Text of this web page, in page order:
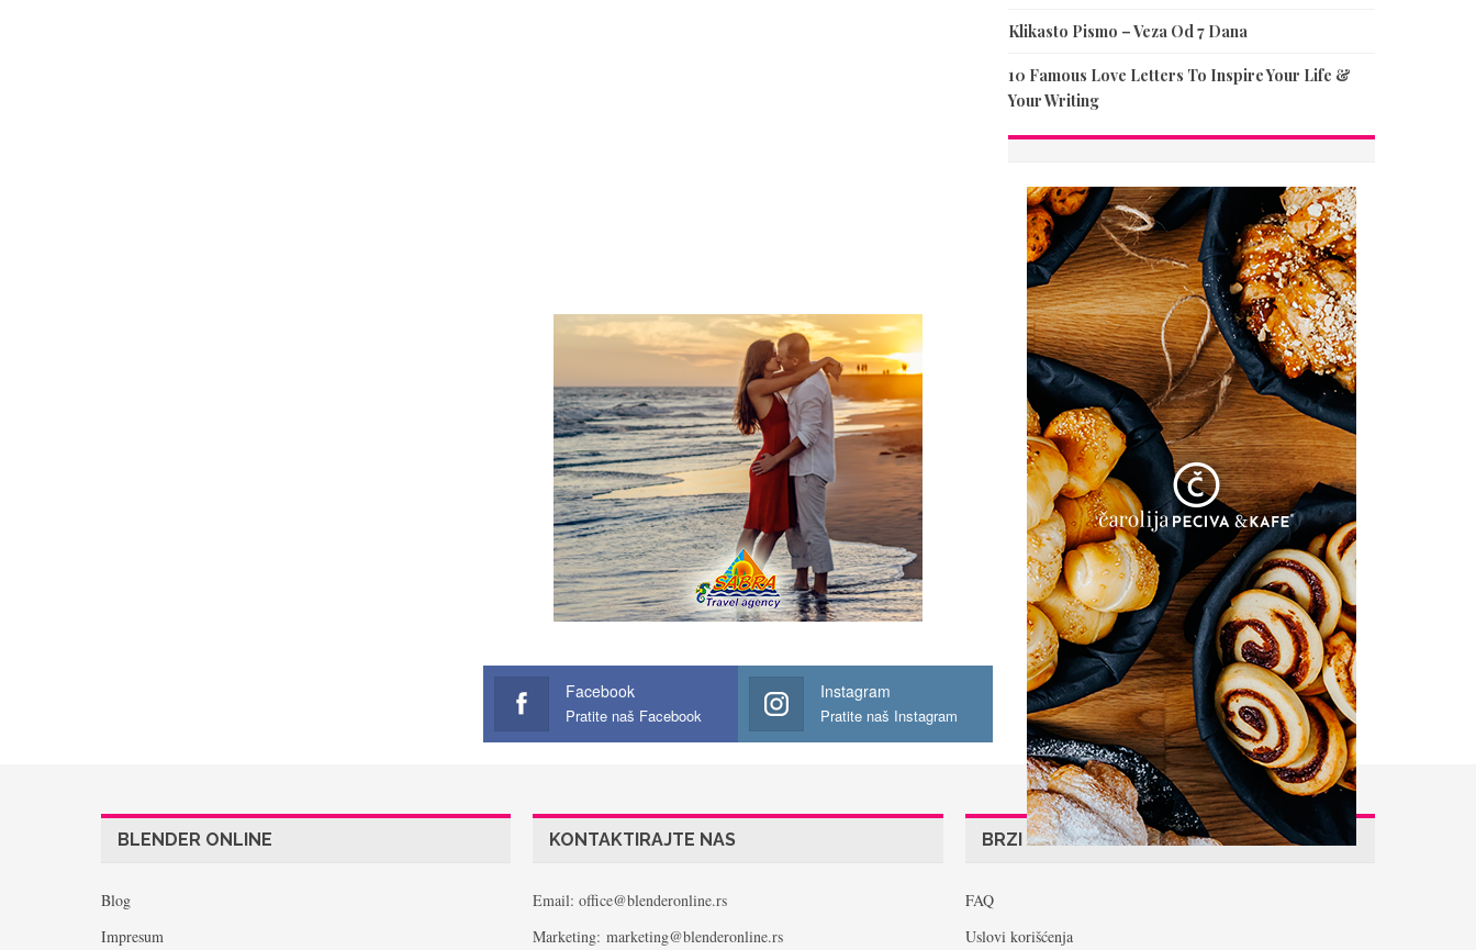
Klikasto Pismo – Veza Od 7 Dana
10 Famous Love Letters To Inspire Your Life &
Your Writing
Facebook
Pratite naš Facebook
Instagram
Pratite naš Instagram
BLENDER ONLINE
Blog
Impresum
KONTAKTIRAJTE NAS
Email: office@blenderonline.rs
Marketing: marketing@blenderonline.rs
BRZI LINKOVI
FAQ
Uslovi korišćenja